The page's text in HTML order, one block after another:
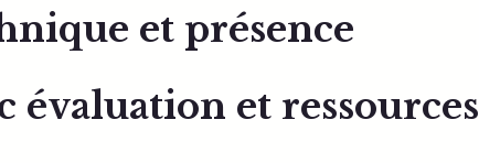
et présence
évaluation et ressources